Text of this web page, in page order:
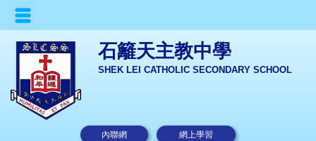
石籬天主教中學
SHEK LEI CATHOLIC SECONDARY SCHOOL
內聯網 網上學習